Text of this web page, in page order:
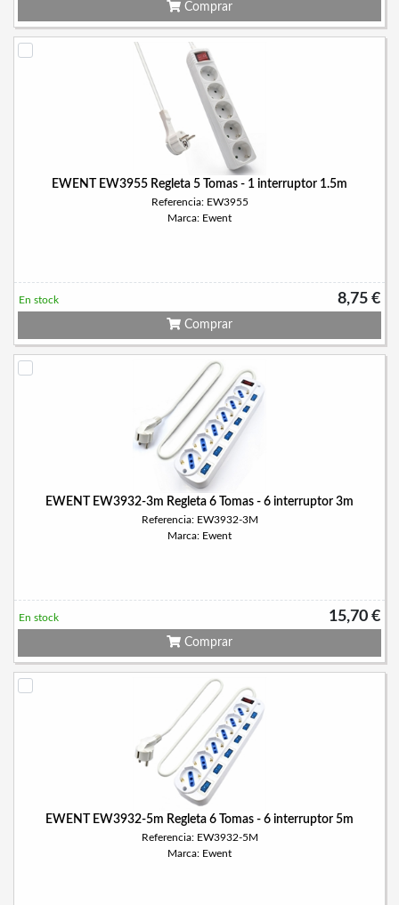
Comprar
EWENT EW3955 Regleta 5 Tomas - 1 interruptor 1.5m
Referencia: EW3955
Marca: Ewent
8,75 €
En stock
Comprar
EWENT EW3932-3m Regleta 6 Tomas - 6 interruptor 3m
Referencia: EW3932-3M
Marca: Ewent
15,70 €
En stock
Comprar
EWENT EW3932-5m Regleta 6 Tomas - 6 interruptor 5m
Referencia: EW3932-5M
Marca: Ewent